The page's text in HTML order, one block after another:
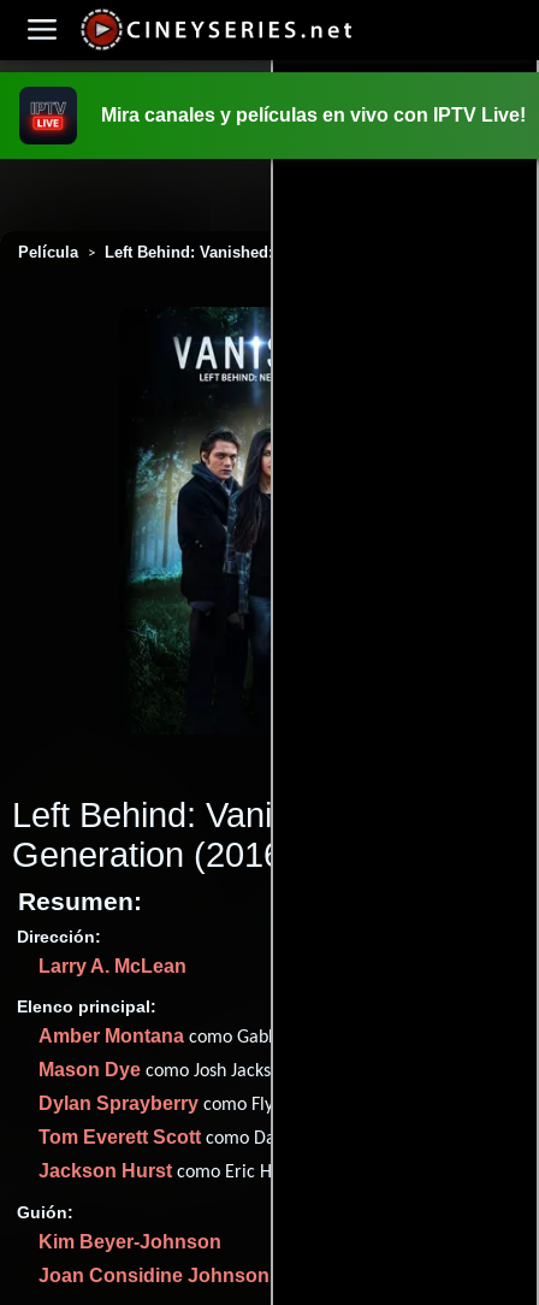
Mira canales y películas en vivo con IPTV Live!
Película > Left Behind: Vanished: Next Generation (2016)
Left Behind: Vanished: Next
Generation (2016)
Resumen:
Dirección:
Larry A. McLean
Elenco principal:
Amber Montana como Gabby Harlow (as Amber Montana)
Mason Dye como Josh Jackson
Dylan Sprayberry como Flynn
Tom Everett Scottcomo Damon
Jackson Hurstcomo Eric Harlow
Guión:
Kim Beyer-Johnson
Joan Considine Johnson